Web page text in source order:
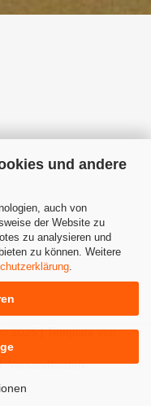
und andere
auch von
der Website zu
zu analysieren und
zu können. Weitere
2025 | Template von
.
Versandkosten